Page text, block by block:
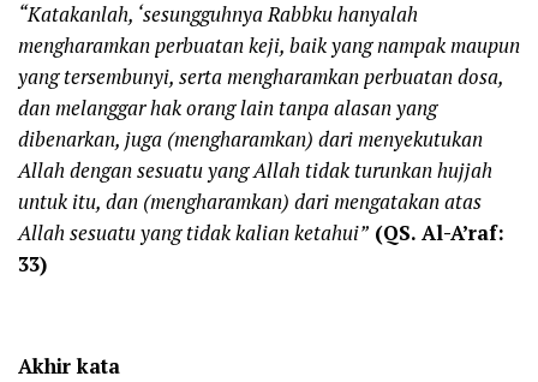
“Katakanlah, ‘sesungguhnya Rabbku hanyalah
mengharamkan perbuatan keji, baik yang nampak maupun
yang tersembunyi, serta mengharamkan perbuatan dosa,
dan melanggar hak orang lain tanpa alasan yang
dibenarkan, juga (mengharamkan) dari menyekutukan
Allah dengan sesuatu yang Allah tidak turunkan hujjah
untuk itu, dan (mengharamkan) dari mengatakan atas
Allah sesuatu yang tidak kalian ketahui” (QS. Al-A’raf:
33)
Akhir kata